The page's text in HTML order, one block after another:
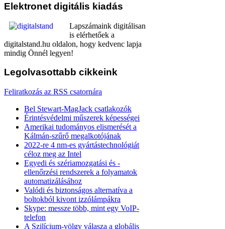
Elektronet digitális kiadás
Lapszámaink digitálisan
is elérhetőek a
digitalstand.hu oldalon, hogy kedvenc lapja
mindig Önnél legyen!
Legolvasottabb cikkeink
Feliratkozás az RSS csatornára
Bel Stewart-MagJack csatlakozók
Érintésvédelmi műszerek képességei
Amerikai tudományos elismerését a
Kálmán-szűrő megalkotójának
2022-re 4 nm-es gyártástechnológiát
céloz meg az Intel
Egyedi és szériamozgatási és -
ellenőrzési rendszerek a folyamatok
automatizálásához
Valódi és biztonságos alternatíva a
boltokból kivont izzólámpákra
Skype: messze több, mint egy VoIP-
telefon
A Szilícium-völgy válasza a globális